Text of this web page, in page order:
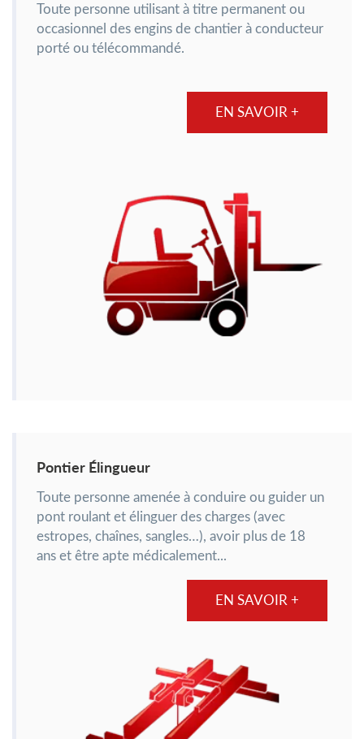
Toute personne utilisant à titre permanent ou
occasionnel des engins de chantier à conducteur
porté ou télécommandé.
EN SAVOIR +
Pontier Élingueur
Toute personne amenée à conduire ou guider un
pont roulant et élinguer des charges (avec
estropes, chaînes, sangles…), avoir plus de 18
ans et être apte médicalement...
EN SAVOIR +